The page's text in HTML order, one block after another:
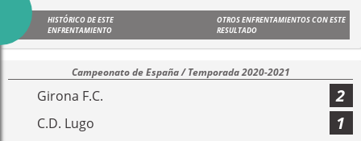
HISTÓRICO DE ESTE
ENFRENTAMIENTO
OTROS ENFRENTAMIENTOS CON ESTE
RESULTADO
Campeonato de España / Temporada 2020-2021
Girona F.C. 2
C.D. Lugo 1